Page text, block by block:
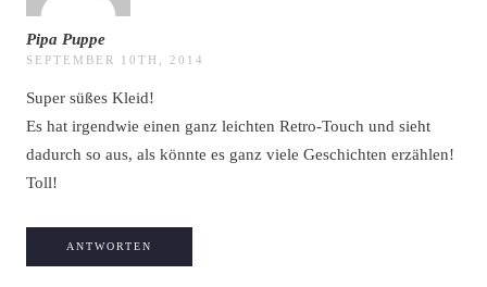
Pipa Puppe
SEPTEMBER 10TH, 2014
Super süßes Kleid!
Es hat irgendwie einen ganz leichten Retro-Touch und sieht
dadurch so aus, als könnte es ganz viele Geschichten erzählen!
Toll!
ANTWORTEN